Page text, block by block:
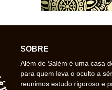
SOBRE
Além de Salém é uma casa
para quem leva o oculto a
reunimos estudo rigoroso e